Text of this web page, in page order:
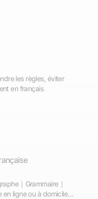
les règles, éviter
en français
｜Grammaire｜
ligne ou à domicile,